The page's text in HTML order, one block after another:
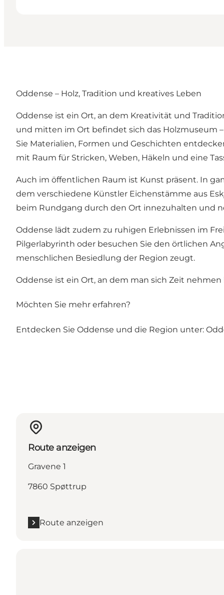
Oddense – Holz, Tradition und kreatives Leben
Oddense ist ein Ort, an dem Kreativität und
und mitten im Ort befindet sich das Holzmuseum
Sie Materialien, Formen und Geschichten
mit Raum für Stricken, Weben, Häkeln und eine
Auch im öffentlichen Raum ist Kunst präsent. In
dem verschiedene Künstler Eichenstämme aus
beim Rundgang durch den Ort innezuhalten und
Oddense lädt zudem zu ruhigen Erlebnissen im
Pilgerlabyrinth oder besuchen Sie den örtlichen
menschlichen Besiedlung der Region zeugt.
Oddense ist ein Ort, an dem man sich Zeit
Möchten Sie mehr erfahren?
Entdecken Sie Oddense und die Region unter:
Route anzeigen
Gravene 1
7860 Spøttrup
Route anzeigen